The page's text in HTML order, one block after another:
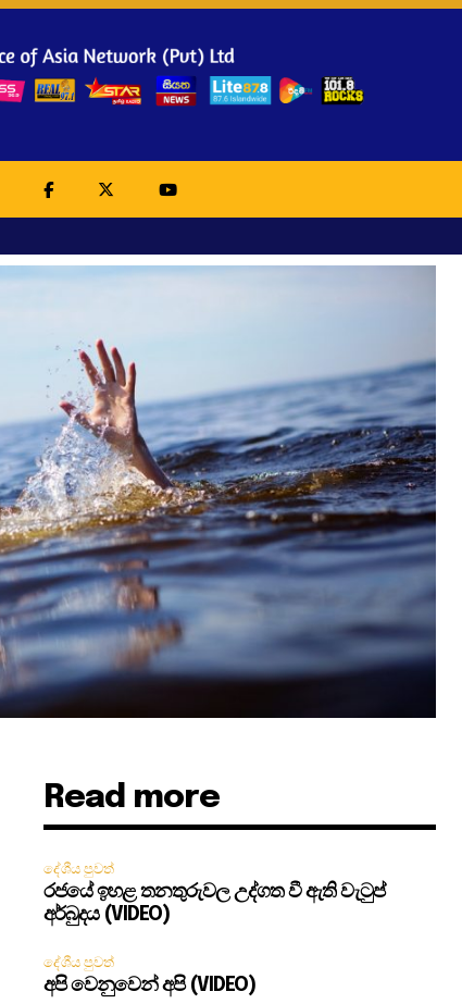
Read more
දේශීය පුවත්
රජයේ ඉහළ තනතුරුවල උද්ගත වී ඇති වැටුප්
අර්බුදය (VIDEO)
දේශීය පුවත්
අපි වෙනුවෙන් අපි (VIDEO)